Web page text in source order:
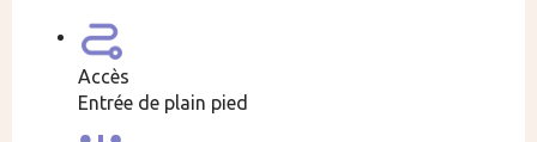
Accès
Entrée de plain pied